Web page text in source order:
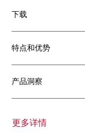
下载
特点和优势
产品洞察
更多详情